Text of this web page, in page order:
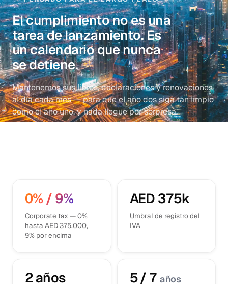
El cumplimiento no es una
tarea de lanzamiento. Es
un calendario que nunca
se detiene.
Mantenemos sus libros, declaraciones y renovaciones
al día cada mes — para que el año dos siga tan limpio
como el año uno, y nada llegue por sorpresa.
0% / 9%
Corporate tax — 0%
hasta AED 375.000,
9% por encima
AED 375k
Umbral de registro del
IVA
2años 5 / 7años